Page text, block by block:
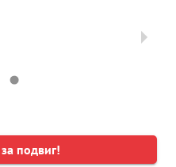
подвиг!